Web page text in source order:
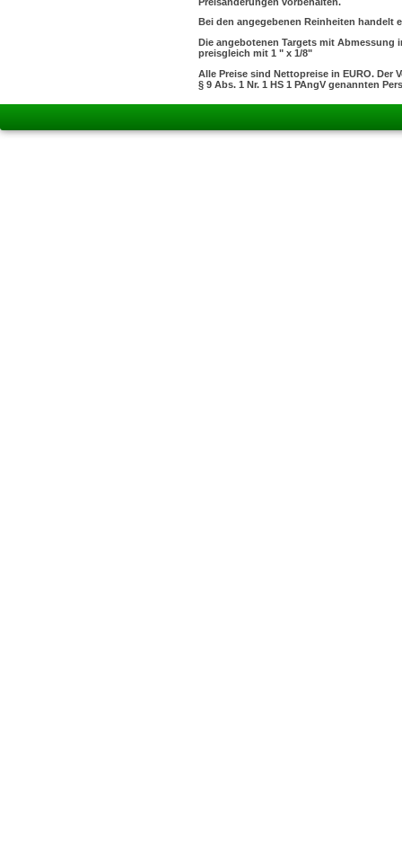
Bei den angegebenen Reinheiten handelt
Die angebotenen Targets mit Abmessung
preisgleich mit 1 " x 1/8"
Alle Preise sind Nettopreise in EURO.
§ 9 Abs. 1 Nr. 1 HS 1 PAngV genannten